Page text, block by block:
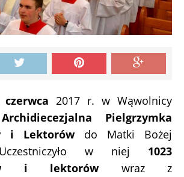
czerwca 2017 r. w Wąwolnicy
Archidiecezjalna Pielgrzymka
i Lektorówdo Matki Bożej
w niej 1023
i lektorówwraz z